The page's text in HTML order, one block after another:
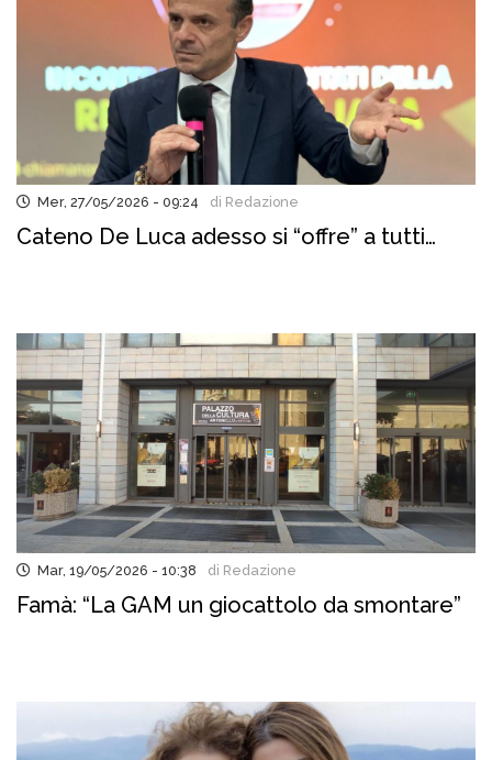
Mer, 27/05/2026 - 09:24 di Redazione
Cateno De Luca adesso si “offre” a tutti…
Mar, 19/05/2026 - 10:38 di Redazione
Famà: “La GAM un giocattolo da smontare”